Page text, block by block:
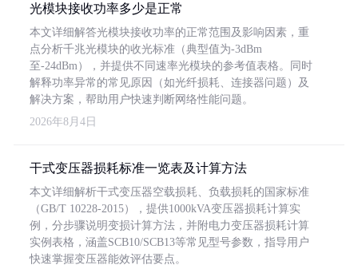
光模块接收功率多少是正常
本文详细解答光模块接收功率的正常范围及影响因素，重
点分析千兆光模块的收光标准（典型值为-3dBm
至-24dBm），并提供不同速率光模块的参考值表格。同时
解释功率异常的常见原因（如光纤损耗、连接器问题）及
解决方案，帮助用户快速判断网络性能问题。
2026年8月4日
干式变压器损耗标准一览表及计算方法
本文详细解析干式变压器空载损耗、负载损耗的国家标准
（GB/T 10228-2015），提供1000kVA变压器损耗计算实
例，分步骤说明变损计算方法，并附电力变压器损耗计算
实例表格，涵盖SCB10/SCB13等常见型号参数，指导用户
快速掌握变压器能效评估要点。